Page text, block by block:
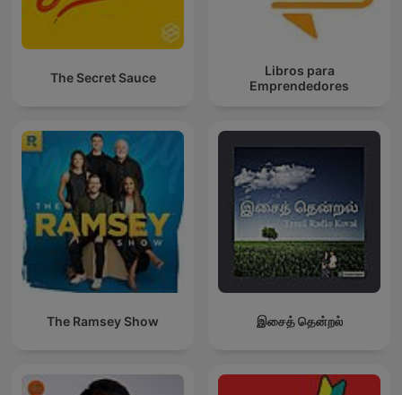
The Secret Sauce
Libros para
Emprendedores
The Ramsey Show இசைத் தென்றல்